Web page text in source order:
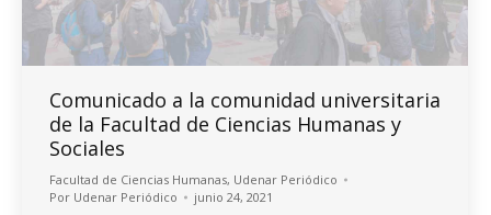
Comunicado a la comunidad universitaria
de la Facultad de Ciencias Humanas y
Sociales
Facultad de Ciencias Humanas, Udenar Periódico
Por Udenar Periódico junio 24, 2021